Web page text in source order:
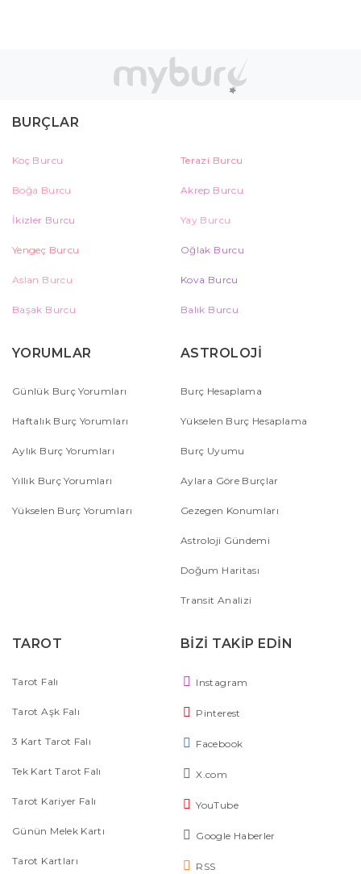
BURÇLAR
Koç Burcu Terazi Burcu
Boğa Burcu Akrep Burcu
İkizler Burcu Yay Burcu
Yengeç Burcu Oğlak Burcu
Aslan Burcu Kova Burcu
Başak Burcu Balık Burcu
YORUMLAR
Günlük Burç Yorumları
Haftalık Burç Yorumları
Aylık Burç Yorumları
Yıllık Burç Yorumları
Yükselen Burç Yorumları
ASTROLOJİ
Burç Hesaplama
Yükselen Burç Hesaplama
Burç Uyumu
Aylara Göre Burçlar
Gezegen Konumları
Astroloji Gündemi
Doğum Haritası
Transit Analizi
TAROT
Tarot Falı
Tarot Aşk Falı
3 Kart Tarot Falı
Tek Kart Tarot Falı
Tarot Kariyer Falı
Günün Melek Kartı
Tarot Kartları
BİZİ TAKİP EDİN
Instagram
Pinterest
Facebook
X.com
YouTube
Google Haberler
RSS